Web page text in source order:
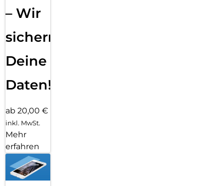
– Wir
sichern
Deine
Daten!
ab 20,00 €
inkl. MwSt.
Mehr
erfahren